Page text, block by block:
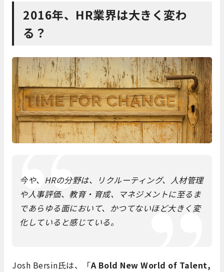
2016年、HR業界は大きく変わ
る？
今や、HRの分野は、リクルーティング、人材管理
や人事評価、教育・育成、マネジメントに至るま
であらゆる面において、かつてないほど大きく変
化していると感じている。
Josh Bersin氏は、「A Bold New World of Talent,